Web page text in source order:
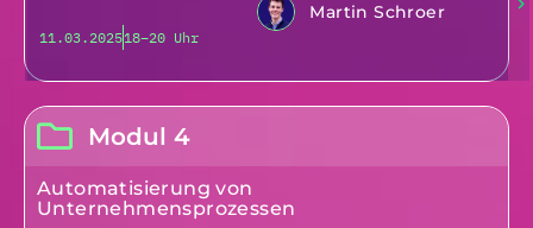
11.03.202518–20 Uhr
Martin Schroer
Modul 4
Automatisierung von
Unternehmensprozessen